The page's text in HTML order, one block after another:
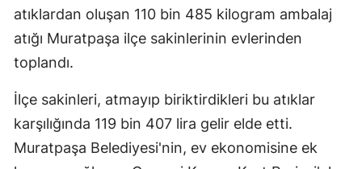
atıklardan oluşan 110 bin 485 kilogram ambalaj
atığı Muratpaşa ilçe sakinlerinin evlerinden
toplandı.
İlçe sakinleri, atmayıp biriktirdikleri bu atıklar
karşılığında 119 bin 407 lira gelir elde etti.
Muratpaşa Belediyesi'nin, ev ekonomisine ek